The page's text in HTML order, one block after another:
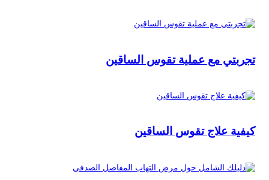
تجربتي مع عملية تقوس الساقين
كيفية علاج تقوس الساقين